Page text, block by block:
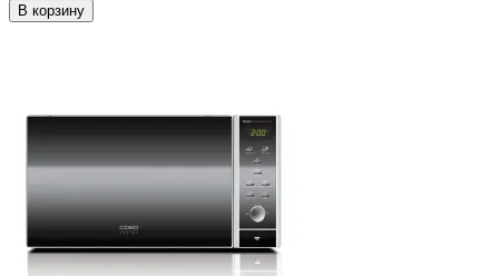
В корзину